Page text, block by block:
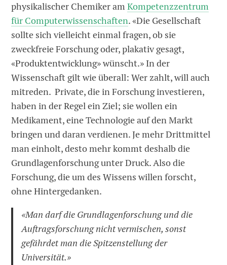
physikalischer Chemiker amKompetenzzentrum
für Computerwissenschaften. «Die Gesellschaft
sollte sich vielleicht einmal fragen, ob sie
zweckfreie Forschung oder, plakativ gesagt,
«Produktentwicklung» wünscht.» In der
Wissenschaft gilt wie überall: Wer zahlt, will auch
mitreden. Private, die in Forschung investieren,
haben in der Regel ein Ziel; sie wollen ein
Medikament, eine Technologie auf den Markt
bringen und daran verdienen. Je mehr Drittmittel
man einholt, desto mehr kommt deshalb die
Grundlagenforschung unter Druck. Also die
Forschung, die um des Wissens willen forscht,
ohne Hintergedanken.
«Man darf die Grundlagenforschung und die
Auftragsforschung nicht vermischen, sonst
gefährdet man die Spitzenstellung der
Universität.»